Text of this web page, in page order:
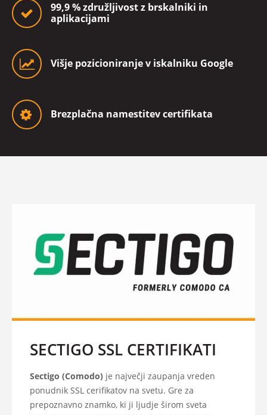
99,9 % združljivost z brskalniki in
aplikacijami
Višje pozicioniranje v iskalniku Google
Brezplačna namestitev certifikata
SECTIGO SSL CERTIFIKATI
Sectigo (Comodo) je največji zaupanja vreden
ponudnik SSL cerifikatov na svetu. Gre za
prepoznavno znamko, ki ji ljudje širom sveta